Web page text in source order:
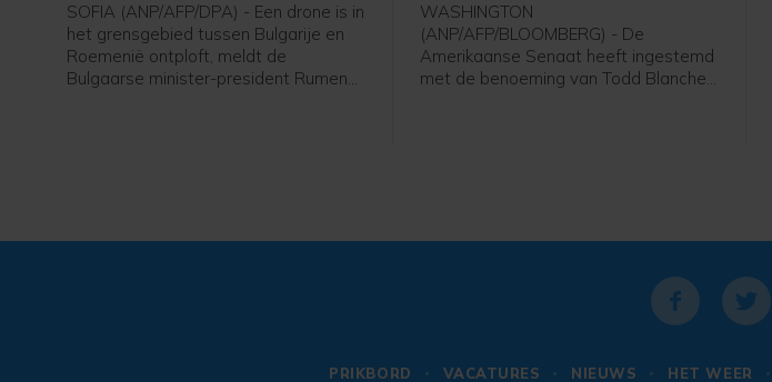
SOFIA (ANP/AFP/DPA) - Een drone is in
het grensgebied tussen Bulgarije en
Roemenië ontploft, meldt de
Bulgaarse minister-president Rumen
WASHINGTON
(ANP/AFP/BLOOMBERG) - De
Amerikaanse Senaat heeft ingestemd
met de benoeming van Todd Blanche
PRIKBORD VACATURES NIEUWS HET WEER